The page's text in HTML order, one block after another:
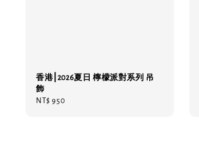
香港⎮2026夏日 檸檬派對系列 吊
飾
Regular
NT$ 950